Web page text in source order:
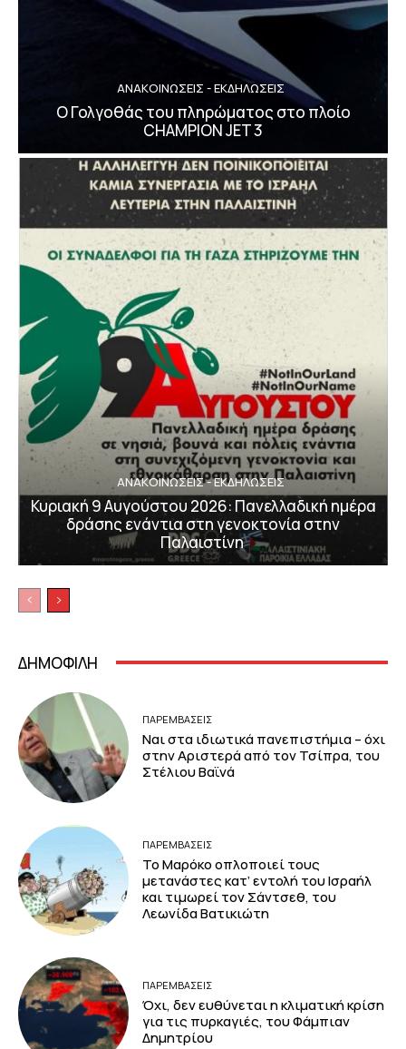
ΑΝΑΚΟΙΝΩΣΕΙΣ - ΕΚΔΗΛΩΣΕΙΣ
Ο Γολγοθάς του πληρώματος στο πλοίο
CHAMPION JET 3
ΑΝΑΚΟΙΝΩΣΕΙΣ - ΕΚΔΗΛΩΣΕΙΣ
Κυριακή 9 Αυγούστου 2026: Πανελλαδική ημέρα
δράσης ενάντια στη γενοκτονία στην
Παλαιστίνη
ΔΗΜΟΦΙΛΗ
ΠΑΡΕΜΒΑΣΕΙΣ
Ναι στα ιδιωτικά πανεπιστήμια – όχι
στην Αριστερά από τον Τσίπρα, του
Στέλιου Βαϊνά
ΠΑΡΕΜΒΑΣΕΙΣ
Το Μαρόκο οπλοποιεί τους
μετανάστες κατ’ εντολή του Ισραήλ
και τιμωρεί τον Σάντσεθ, του
Λεωνίδα Βατικιώτη
ΠΑΡΕΜΒΑΣΕΙΣ
Όχι, δεν ευθύνεται η κλιματική κρίση
για τις πυρκαγιές, του Φάμπιαν
Δημητρίου